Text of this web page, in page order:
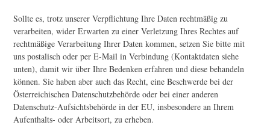
Sollte es, trotz unserer Verpflichtung Ihre Daten rechtmäßig zu
verarbeiten, wider Erwarten zu einer Verletzung Ihres Rechtes auf
rechtmäßige Verarbeitung Ihrer Daten kommen, setzen Sie bitte mit
uns postalisch oder per E-Mail in Verbindung (Kontaktdaten siehe
unten), damit wir über Ihre Bedenken erfahren und diese behandeln
können. Sie haben aber auch das Recht, eine Beschwerde bei der
Österreichischen Datenschutzbehörde oder bei einer anderen
Datenschutz-Aufsichtsbehörde in der EU, insbesondere an Ihrem
Aufenthalts- oder Arbeitsort, zu erheben.